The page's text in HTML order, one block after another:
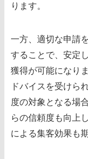
ります。
一方、適切な申請
することで、安定
獲得が可能になり
ドバイスを受けら
度の対象となる場
らの信頼度も向上
による集客効果も